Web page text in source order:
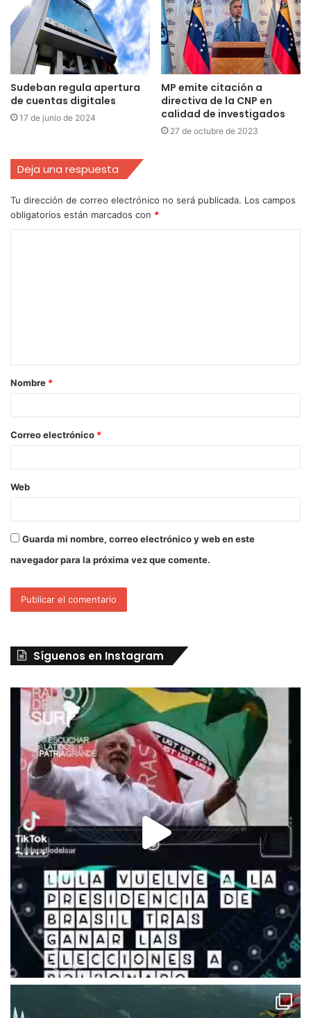
Sudeban regula apertura
de cuentas digitales
17 de junio de 2024
MP emite citación a
directiva de la CNP en
calidad de investigados
27 de octubre de 2023
Deja una respuesta
Tu dirección de correo electrónico no será publicada. Los campos
obligatorios están marcados con *
Nombre *
Correo electrónico *
Web
Guarda mi nombre, correo electrónico y web en este
navegador para la próxima vez que comente.
Síguenos en Instagram